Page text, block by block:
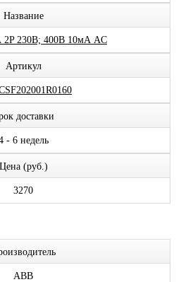
Название
230В; 400В 10мА AC
Артикул
доставки
- 6 недель
Цена (руб.)
3270
ABB